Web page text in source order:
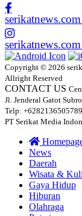
Copyright © 2026
Allright Reserved
CONTACT US
Jl. Jenderal Gatot
Telp: +6282136505789
PT Serikat Media
News
Daerah
Wisata &
Gaya Hidup
Hiburan
Olahraga